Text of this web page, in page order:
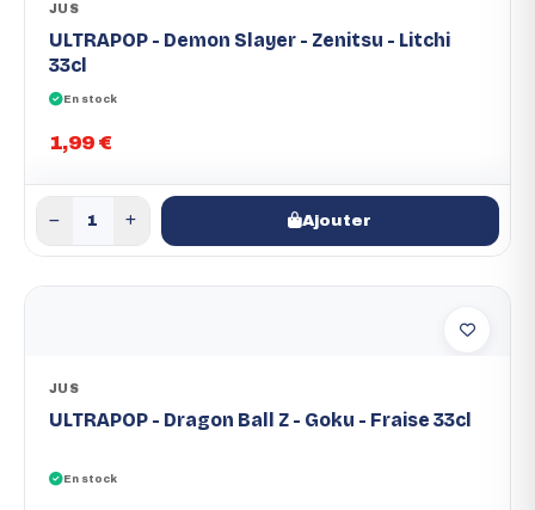
JUS
ULTRAPOP - Demon Slayer - Zenitsu - Litchi
33cl
En stock
1,99 €
Ajouter
JUS
ULTRAPOP - Dragon Ball Z - Goku - Fraise 33cl
En stock